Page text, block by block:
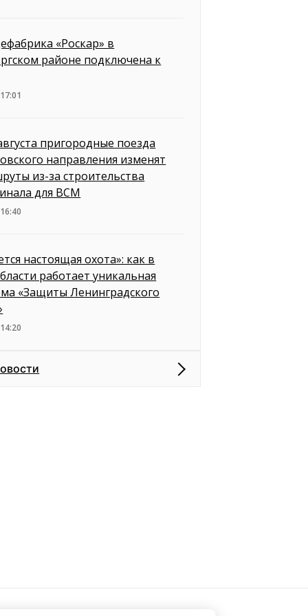
«Роскар» в
районе подключена к
пригородные поезда
направления изменят
из-за строительства
для ВСМ
настоящая охота»: как в
работает уникальная
«Защиты Ленинградского